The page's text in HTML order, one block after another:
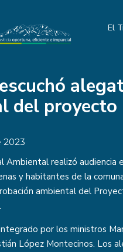
El
del proyecto
2023
Ambiental realizó
y habitantes de la
ambiental del
por los ministros
López Montecinos. Los